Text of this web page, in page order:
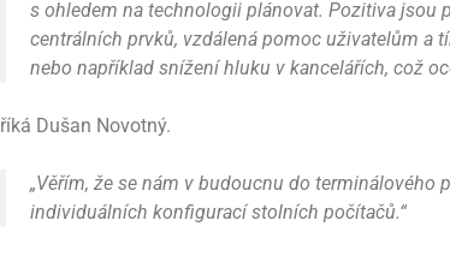
s ohledem na technologii plánovat. Pozitiva jsou
centrálních prvků, vzdálená pomoc uživatelům a
nebo například snížení hluku v kancelářích, což
říká Dušan Novotný.
„Věřím, že se nám v budoucnu do terminálového
individuálních konfigurací stolních počítačů.“